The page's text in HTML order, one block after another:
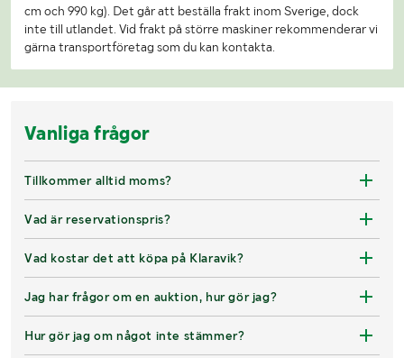
cm och 990 kg). Det går att beställa frakt inom Sverige, dock
inte till utlandet. Vid frakt på större maskiner rekommenderar vi
gärna transportföretag som du kan kontakta.
Vanliga frågor
Tillkommer alltid moms?
Vad är reservationspris?
Vad kostar det att köpa på Klaravik?
Jag har frågor om en auktion, hur gör jag?
Hur gör jag om något inte stämmer?